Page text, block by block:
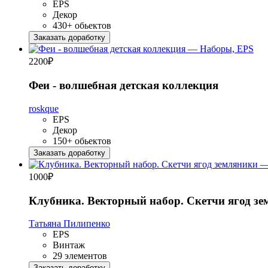
EPS
Декор
430+ обьектов
Заказать доработку
2200₽
Феи - волшебная детская коллекция
roskque
EPS
Декор
150+ обьектов
Заказать доработку
1000₽
Клубника. Векторный набор. Скетчи ягод
Татьяна Пилипенко
EPS
Винтаж
29 элементов